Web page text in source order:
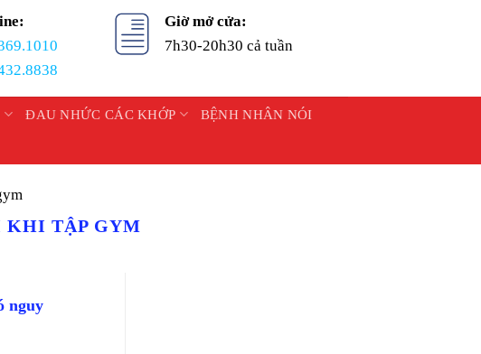
Giờ mở cửa:
7h30-20h30 cả tuần
ĐAU NHỨC CÁC KHỚP BỆNH NHÂN NÓI
KHI TẬP GYM
nguy